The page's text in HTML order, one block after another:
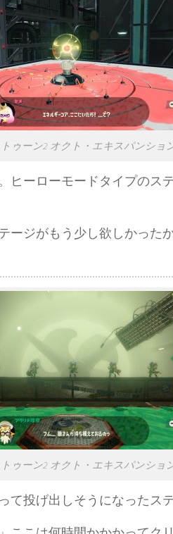
ゥーン2 オクト・エキスパンショ
ヒーローモードタイプのス
ージがもう少し欲しかったか
ゥーン2 オクト・エキスパンショ
て投げ出しそうになったス